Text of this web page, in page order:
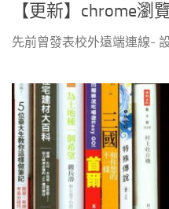
【更新】chrome瀏
先前曾發表校外遠端連線-